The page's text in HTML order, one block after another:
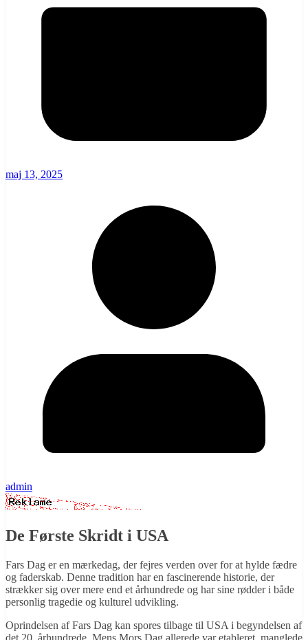
maj 13, 2025
admin
De Første Skridt i USA
Fars Dag er en mærkedag, der fejres verden over for at hylde fædre
og faderskab. Denne tradition har en fascinerende historie, der
strækker sig over mere end et århundrede og har sine rødder i både
personlig tragedie og kulturel udvikling.
Oprindelsen af Fars Dag kan spores tilbage til USA i begyndelsen af
det 20. århundrede. Mens Mors Dag allerede var etableret, manglede